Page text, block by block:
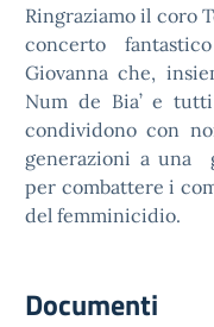
Ringraziamo il coro
concerto
Giovanna che,
Num de Bia’ e
condividono con
generazioni a una
per combattere i
del femminicidio.
Documenti